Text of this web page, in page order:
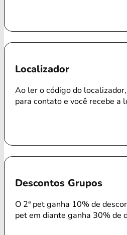
Localizador
Ao ler o código do
para contato e você recebe a
Descontos Grupos
O 2ª pet ganha 10% de
pet em diante ganha 30% de